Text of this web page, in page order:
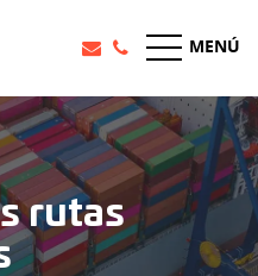
MENÚ
rutas